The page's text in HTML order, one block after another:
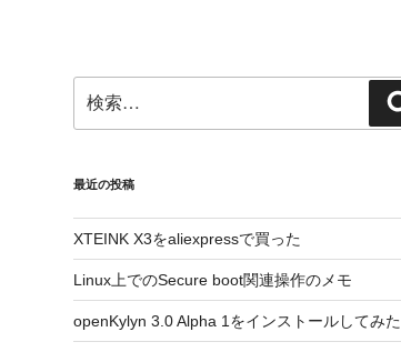
索:
最近の投稿
XTEINK X3をaliexpressで買った
Linux上でのSecure boot関連操作のメモ
openKylyn 3.0 Alpha 1をインストールしてみた